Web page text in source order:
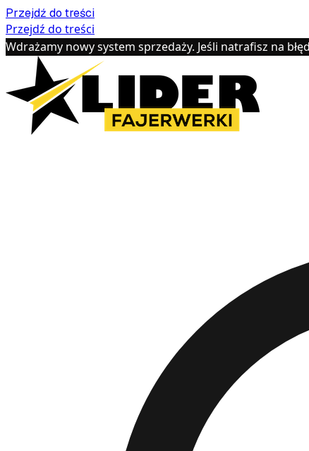
Przejdź do treści
Przejdź do treści
Wdrażamy nowy system sprzedaży. Jeśli natrafisz na